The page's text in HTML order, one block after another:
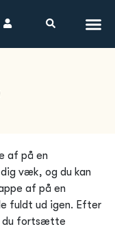
af på en
væk, og du kan
af på en
fuldt ud igen. Efter
du fortsætte